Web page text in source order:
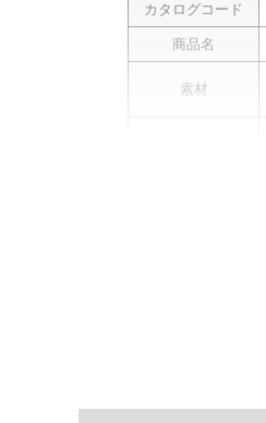
カタログコード
商品名
素材